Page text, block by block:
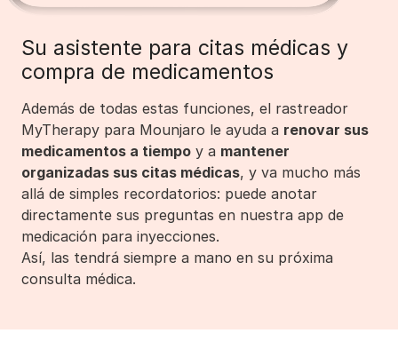
Su asistente para citas médicas y
compra de medicamentos
Además de todas estas funciones, el rastreador
MyTherapy para Mounjaro le ayuda a renovar sus
medicamentos a tiempo y a mantener
organizadas sus citas médicas, y va mucho más
allá de simples recordatorios: puede anotar
directamente sus preguntas en nuestra app de
medicación para inyecciones.
Así, las tendrá siempre a mano en su próxima
consulta médica.